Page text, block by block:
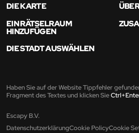
DIE KARTE
EIN RÄTSELRAUM
HINZUFÜGEN
DIE STADT AUSWÄHLEN
Haben Sie auf der Website Tippfehler
Fragment des Textes und klicken Sie
Escapy B.V.
DatenschutzerklärungCookie PolicyCookie